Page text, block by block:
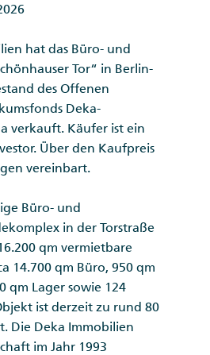
hat das Büro- und
Tor“ in Berlin-
des Offenen
Deka-
verkauft. Käufer ist ein
Über den Kaufpreis
vereinbart.
Büro- und
in der Torstraße
qm vermietbare
14.700 qm Büro, 950 qm
qm Lager sowie 124
ist derzeit zu rund 80
Die Deka Immobilien
im Jahr 1993